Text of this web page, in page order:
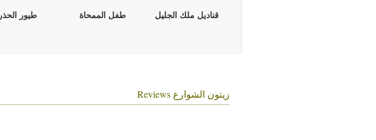
قناديل ملك الجليل طفل الممحاة طيور الحذر
زيتون الشوارع Reviews